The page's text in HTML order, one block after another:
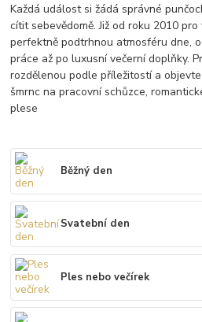
Každá událost si žádá správné
cítit sebevědomě. Již od roku 2010
perfektně podtrhnou atmosféru dne,
práce až po luxusní večerní doplňky.
rozdělenou podle příležitostí a
šmrnc na pracovní schůzce,
plese
Běžný den
Svatební den
Ples nebo večírek